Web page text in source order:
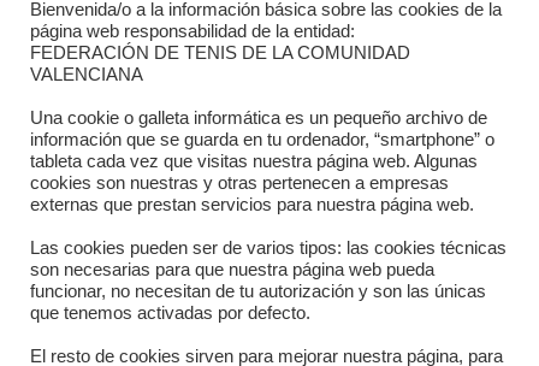
Contacto
Dónde estamos
Directorio departamentos
Horario
Formulario de contacto
Bienvenida/o a la información básica sobre las cookies de la
página web responsabilidad de la entidad:
FEDERACIÓN DE TENIS DE LA COMUNIDAD
VALENCIANA
Una cookie o galleta informática es un pequeño archivo de
información que se guarda en tu ordenador, “smartphone” o
tableta cada vez que visitas nuestra página web. Algunas
cookies son nuestras y otras pertenecen a empresas
externas que prestan servicios para nuestra página web.
Las cookies pueden ser de varios tipos: las cookies técnicas
son necesarias para que nuestra página web pueda
funcionar, no necesitan de tu autorización y son las únicas
que tenemos activadas por defecto.
El resto de cookies sirven para mejorar nuestra página, para